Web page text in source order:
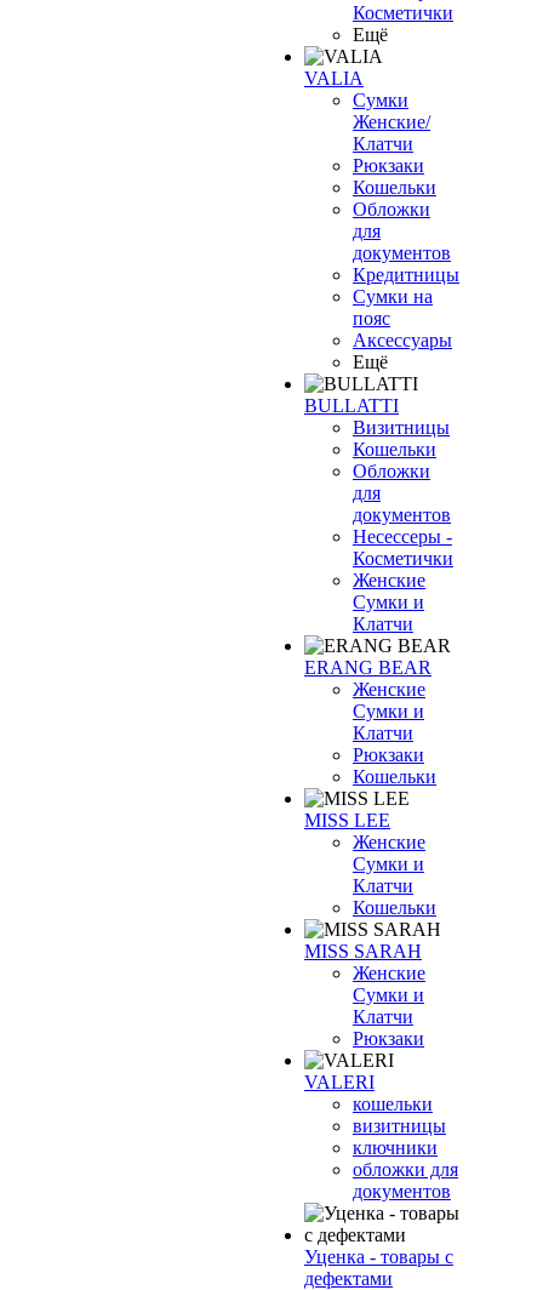
Косметички
Ещё
VALIA
Сумки
Женские/
Клатчи
Рюкзаки
Кошельки
Обложки
для
документов
Кредитницы
Сумки на
пояс
Аксессуары
Ещё
BULLATTI
Визитницы
Кошельки
Обложки
для
документов
Несессеры -
Косметички
Женские
Сумки и
Клатчи
ERANG BEAR
Женские
Сумки и
Клатчи
Рюкзаки
Кошельки
MISS LEE
Женские
Сумки и
Клатчи
Кошельки
MISS SARAH
Женские
Сумки и
Клатчи
Рюкзаки
VALERI
кошельки
визитницы
ключники
обложки для
документов
Уценка - товары с
дефектами